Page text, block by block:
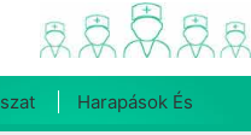
Harapások És